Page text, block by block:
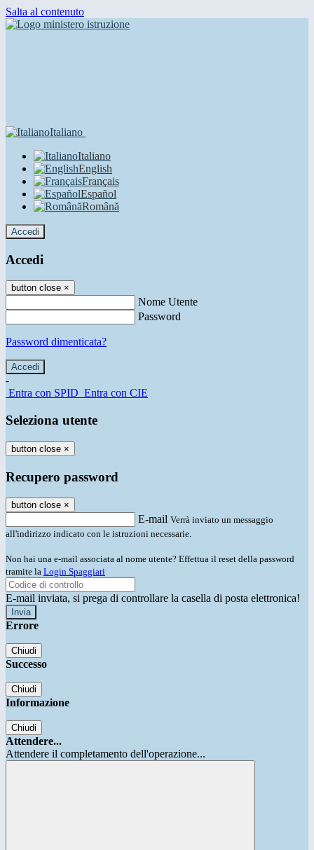
Salta al contenuto
Italiano
Italiano
English
Français
Español
Română
Accedi
Accedi
button close ×
Nome Utente
Password
Password dimenticata?
-
Entra con SPID Entra con CIE
Seleziona utente
button close ×
Recupero password
button close ×
E-mail Verrà inviato un messaggio
all'indirizzo indicato con le istruzioni necessarie.
Non hai una e-mail associata al nome utente? Effettua il reset della password
tramite la Login Spaggiari
E-mail inviata, si prega di controllare la casella di posta elettronica!
Errore
Chiudi
Successo
Chiudi
Informazione
Chiudi
Attendere...
Attendere il completamento dell'operazione...